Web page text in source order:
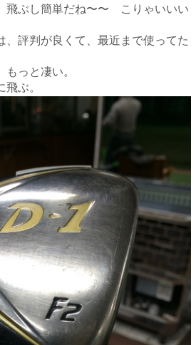
飛ぶし簡単だね〜〜 こりゃいいい
、評判が良くて、最近まで使ってた
っと凄い。
ぶ。